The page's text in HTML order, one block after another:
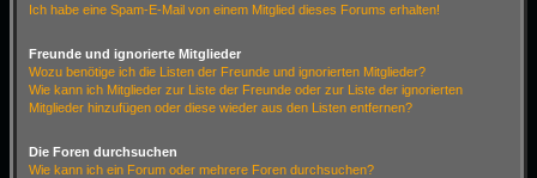
Ich habe eine Spam-E-Mail von einem Mitglied dieses Forums erhalten!
Freunde und ignorierte Mitglieder
Wozu benötige ich die Listen der Freunde und ignorierten Mitglieder?
Wie kann ich Mitglieder zur Liste der Freunde oder zur Liste der ignorierten
Mitglieder hinzufügen oder diese wieder aus den Listen entfernen?
Die Foren durchsuchen
Wie kann ich ein Forum oder mehrere Foren durchsuchen?